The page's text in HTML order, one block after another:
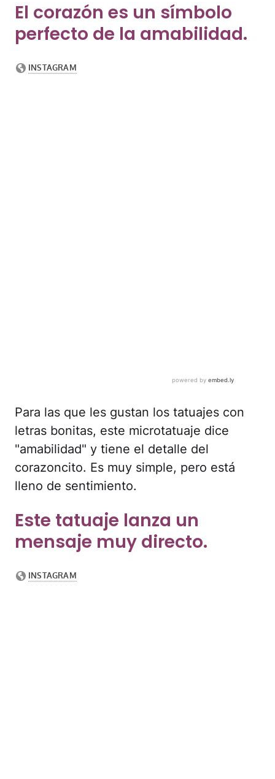
El corazón es un símbolo
perfecto de la amabilidad.
Para las que les gustan los tatuajes con
letras bonitas, este microtatuaje dice
"amabilidad" y tiene el detalle del
corazoncito. Es muy simple, pero está
lleno de sentimiento.
Este tatuaje lanza un
mensaje muy directo.